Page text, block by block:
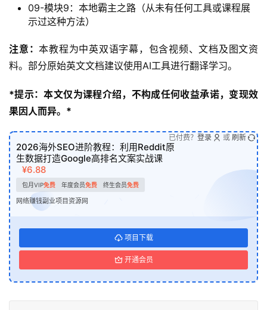
09-模块9：本地霸主之路（从未有任何工具或课程展
示过这种方法）
注意：本教程为中英双语字幕，包含视频、文档及图文资
料。部分原始英文文档建议使用AI工具进行翻译学习。
*提示：本文仅为课程介绍，不构成任何收益承诺，变现效
果因人而异。*
2026海外SEO进阶教程：利用Reddit原
生数据打造Google高排名文案实战课
¥6.88
包月VIP免费 年度会员免费 终生会员免费
网络赚钱副业项目资源网
项目下载
开通会员
已付费？ 登录 或 刷新